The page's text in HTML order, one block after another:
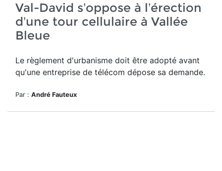
Val-David s’oppose à l’érection
d’une tour cellulaire à Vallée
Bleue
Le règlement d'urbanisme doit être adopté avant
qu'une entreprise de télécom dépose sa demande.
Par : André Fauteux